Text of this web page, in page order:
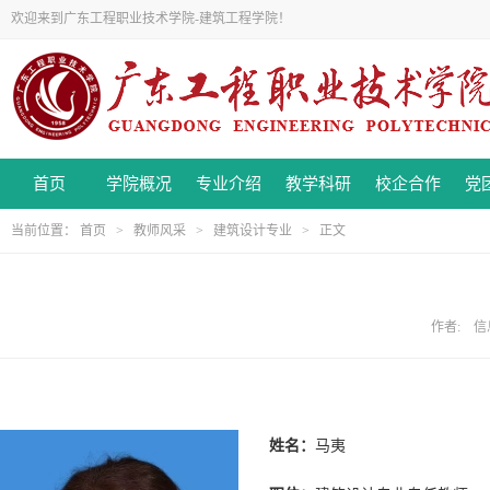
欢迎来到广东工程职业技术学院-建筑工程学院！
首页 学院概况 专业介绍 教学科研 校企合作 党
当前位置： 首页 > 教师风采 > 建筑设计专业 > 正文
作者: 信
姓名： 马夷